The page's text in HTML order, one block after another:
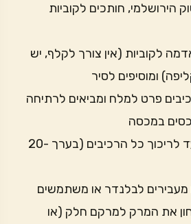
הירושלמי, חותכים לקוביות
לקוביות (אין צורך לקלף, יש
ומוסיפים לסיר
פרט למלח ומביאים לרתיחה
במכסה
מבשלים את המרק עד לריכוך כל הרכיבים (בערך 20-
לבלנדר או משתמשים
את המרק למרקם חלק (או